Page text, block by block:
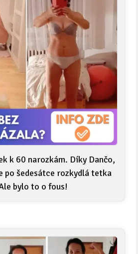
k 60 narozkám. Díky Dančo,
po šedesátce rozkydlá tetka
bylo to o fous!